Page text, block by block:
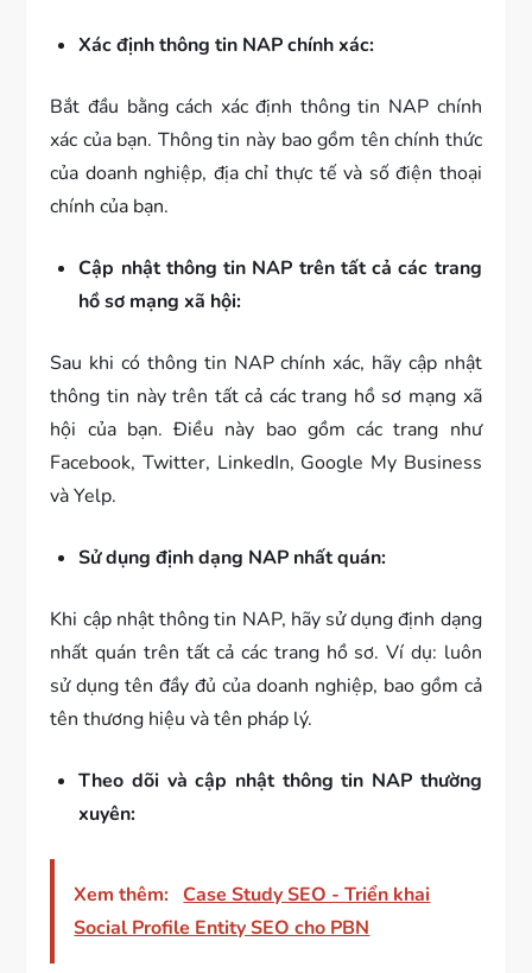
Xác định thông tin NAP chính xác:
Bắt đầu bằng cách xác định thông tin NAP chính
xác của bạn. Thông tin này bao gồm tên chính thức
của doanh nghiệp, địa chỉ thực tế và số điện thoại
chính của bạn.
Cập nhật thông tin NAP trên tất cả các trang
hồ sơ mạng xã hội:
Sau khi có thông tin NAP chính xác, hãy cập nhật
thông tin này trên tất cả các trang hồ sơ mạng xã
hội của bạn. Điều này bao gồm các trang như
Facebook, Twitter, LinkedIn, Google My Business
và Yelp.
Sử dụng định dạng NAP nhất quán:
Khi cập nhật thông tin NAP, hãy sử dụng định dạng
nhất quán trên tất cả các trang hồ sơ. Ví dụ: luôn
sử dụng tên đầy đủ của doanh nghiệp, bao gồm cả
tên thương hiệu và tên pháp lý.
Theo dõi và cập nhật thông tin NAP thường
xuyên:
Xem thêm: Case Study SEO - Triển khai
Social Profile Entity SEO cho PBN